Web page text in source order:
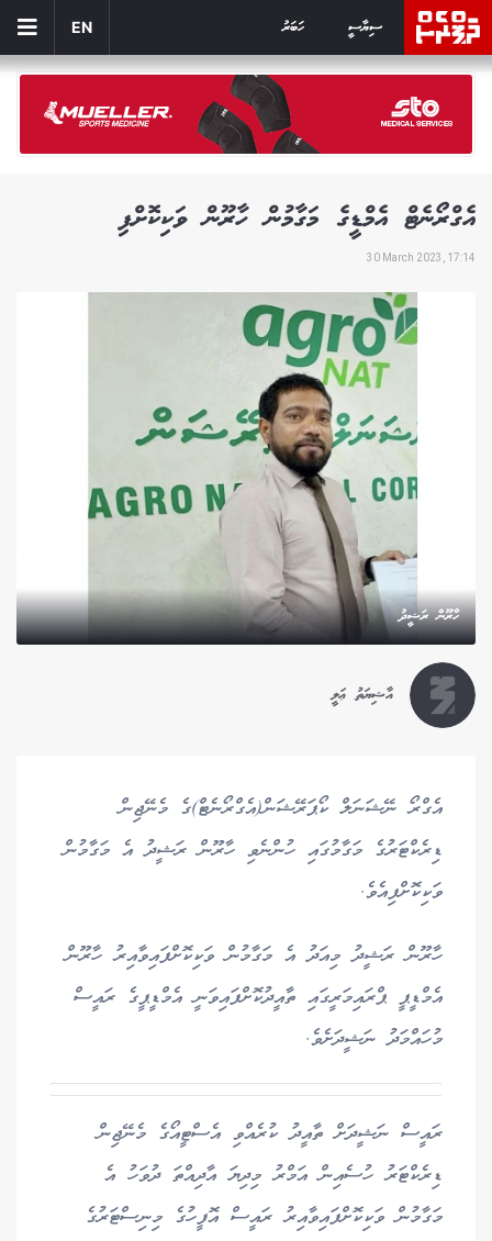
ސިޔާސީ ހަބަރު EN
އެގްރޯނެޓް އެމްޑީގެ މަގާމުން ހާރޫން ވަކިކޮށްފި
30 March 2023, 17:14
ހާރޫން ރަޝީދު
އާޝިޔަތު ޢަލީ
އެގްރޯ ނޭޝަނަލް ކޯޕަރޭޝަން(އެގްރޯނެޓް)ގެ މެނޭޖިން
ޑިރެކްޓަރުގެ މަގާމުގައި ހުންނެވި ހާރޫން ރަޝީދު އެ މަގާމުން
ވަކިކޮށްފިއެވެ.
ހާރޫން ރަޝީދު މިއަދު އެ މަގާމުން ވަކިކޮށްފައިވާއިރު ހާރޫން
އެމްޑީޕީ ޕްރައިމަރީގައި ތާއީދުކޮށްފައިވަނީ އެމްޑީޕީގެ ރައީސް
މުހައްމަދު ނަޝީދަށެވެ.
ރައީސް ނަޝީދަށް ތާއީދު ކުރެއްވި އެސްޓީއޯގެ މެނޭޖިން
ޑިރެކްޓަރު ހުސެއިން އަމްރު މިދިޔަ އާދިއްތަ ދުވަހު އެ
މަގާމުން ވަކިކޮށްފައިވާއިރު ރައީސް އޮފީހުގެ މިނިސްޓަރުގެ